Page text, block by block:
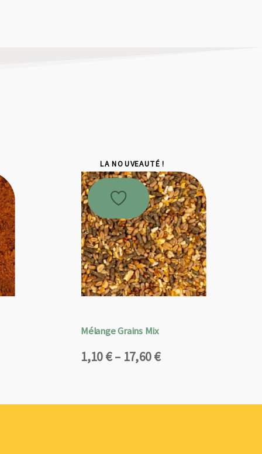
LA NOUVEAUTÉ !
Mélange Grains Mix
1,10€– 17,60€
Plage
1,10 €